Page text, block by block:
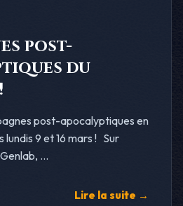
post-
du
post-apocalyptiques en
lundis 9 et 16 mars ! Sur
...
Lire la suite →